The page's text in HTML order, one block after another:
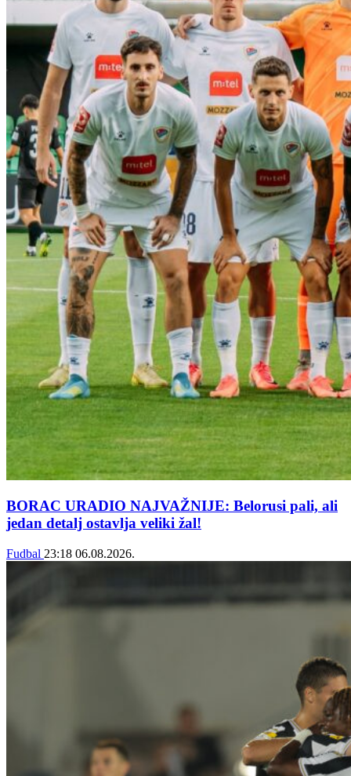
BORAC URADIO NAJVAŽNIJE: Belorusi pali, ali
jedan detalj ostavlja veliki žal!
Fudbal 23:18 06.08.2026.